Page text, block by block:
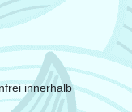
innerhalb